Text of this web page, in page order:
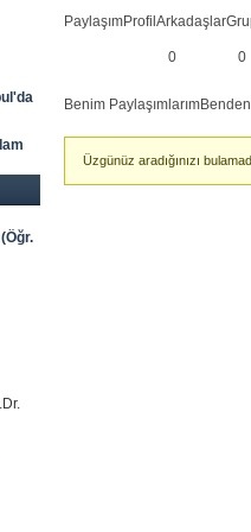
PaylaşımProfil Arkadaşlar
0 0
Benim Paylaşımlarım
Üzgünüz aradığınızı